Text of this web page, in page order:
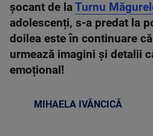
șocant de laTurnu
adolescenți, s-a predat la
doilea este în continuare
urmează imagini și detalii
emoțional!
MIHAELA IVĂNCICĂ